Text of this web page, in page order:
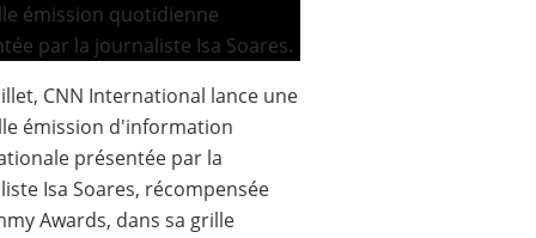
CNN International lance une
émission d'information
présentée par la
Isa Soares, récompensée
Awards, dans sa grille